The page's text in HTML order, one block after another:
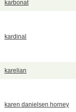
karbonat
kardinal
karelian
karen danielsen horney